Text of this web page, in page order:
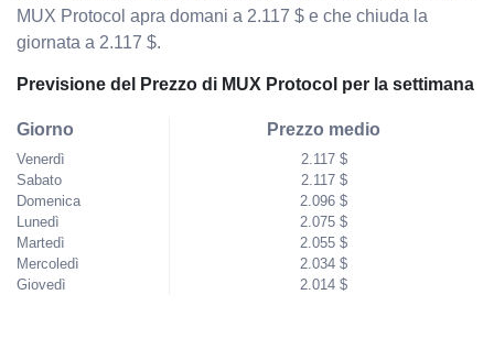
MUX Protocol apra domani a 2.117 $ e che chiuda la
giornata a 2.117 $.
Previsione del Prezzo di MUX Protocol per la settimana
Giorno
Venerdì
Sabato
Domenica
Lunedì
Martedì
Mercoledì
Giovedì
Prezzo medio
2.117 $
2.117 $
2.096 $
2.075 $
2.055 $
2.034 $
2.014 $